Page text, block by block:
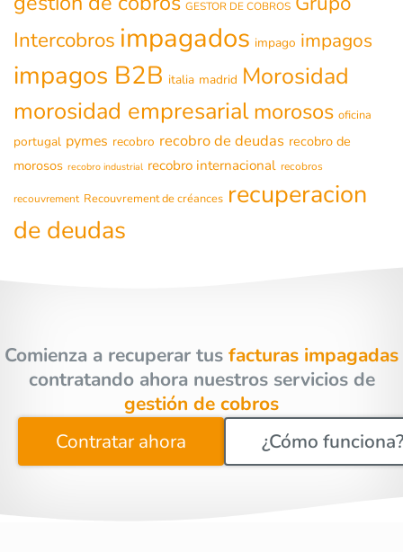
GESTOR DE COBROS
Intercobros impagados impago impagos
impagos B2B italia madrid Morosidad
morosidad empresarialmorosos oficina
portugal pymes recobro recobro de deudas recobro de
morosos recobro industrial recobro internacional recobros
recouvrement Recouvrement de créances recuperacion
de deudas
Comienza a recuperar tus facturas impagadas
contratando ahora nuestros servicios de
gestión de cobros
Contratar ahora
¿Cómo funciona?